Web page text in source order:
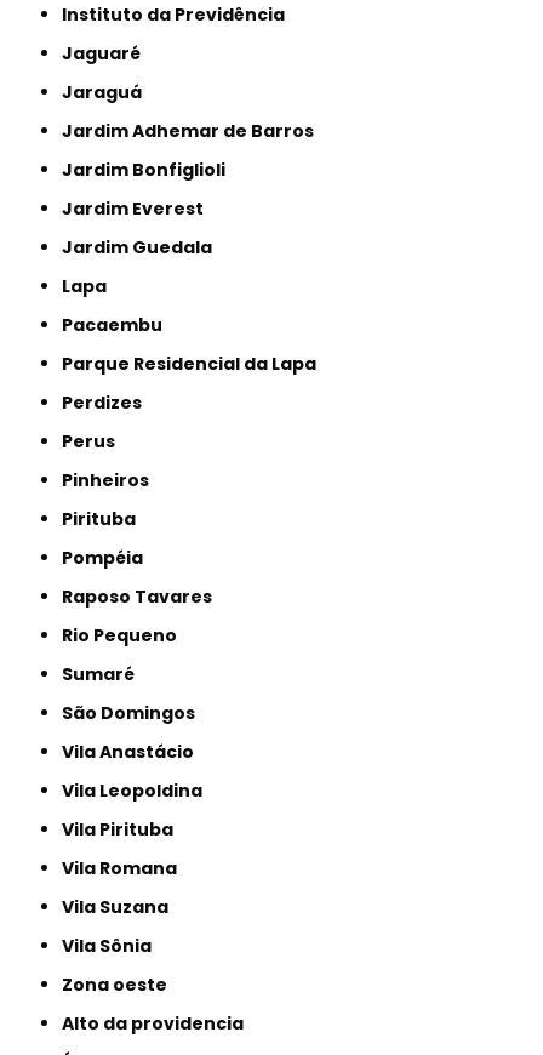
Instituto da Previdência
Jaguaré
Jaraguá
Jardim Adhemar de Barros
Jardim Bonfiglioli
Jardim Everest
Jardim Guedala
Lapa
Pacaembu
Parque Residencial da Lapa
Perdizes
Perus
Pinheiros
Pirituba
Pompéia
Raposo Tavares
Rio Pequeno
Sumaré
São Domingos
Vila Anastácio
Vila Leopoldina
Vila Pirituba
Vila Romana
Vila Suzana
Vila Sônia
Zona oeste
alto da providencia